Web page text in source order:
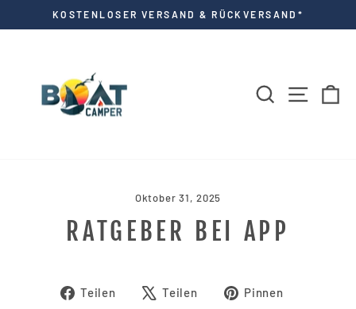
zum
Pause
KOSTENLOSER VERSAND & RÜCKVERSAND*
SUCHE
Oktober 31, 2025
RATGEBER BEI APP
Teilen
Auf
Teilen
Auf
Pinnen